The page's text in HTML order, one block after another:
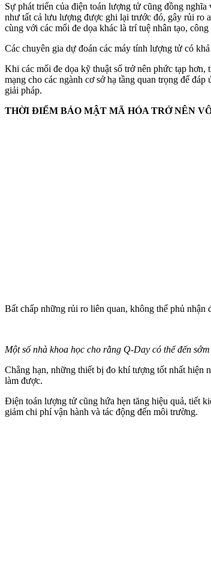
Sự phát triển của điện toán lượng tử cũng đồng
như tất cả lưu lượng được ghi lại trước đó, gây rủi ro
cùng với các mối đe dọa khác là trí tuệ nhân tạo,
Các chuyên gia dự đoán các máy tính lượng tử có
Khi các mối đe dọa kỹ thuật số trở nên phức tạp
mạng cho các ngành cơ sở hạ tầng quan trọng để
giải pháp.
THỜI ĐIỂM BẢO MẬT MÃ HÓA TRỞ NÊN
Bất chấp những rủi ro liên quan, không thể phủ
Một số nhà khoa học cho rằng Q-Day có thể đến
Chẳng hạn, những thiết bị đo khí tượng tốt nhất hiện
làm được.
Điện toán lượng tử cũng hứa hẹn tăng hiệu quả, tiết
giảm chi phí vận hành và tác động đến môi trường.